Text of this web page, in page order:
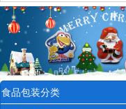
食品包装分类